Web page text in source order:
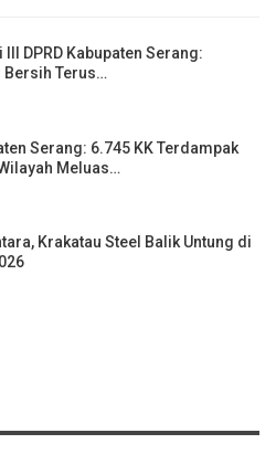
DPRD Kabupaten Serang:
Bersih Terus…
Serang: 6.745 KK Terdampak
Meluas…
Krakatau Steel Balik Untung di